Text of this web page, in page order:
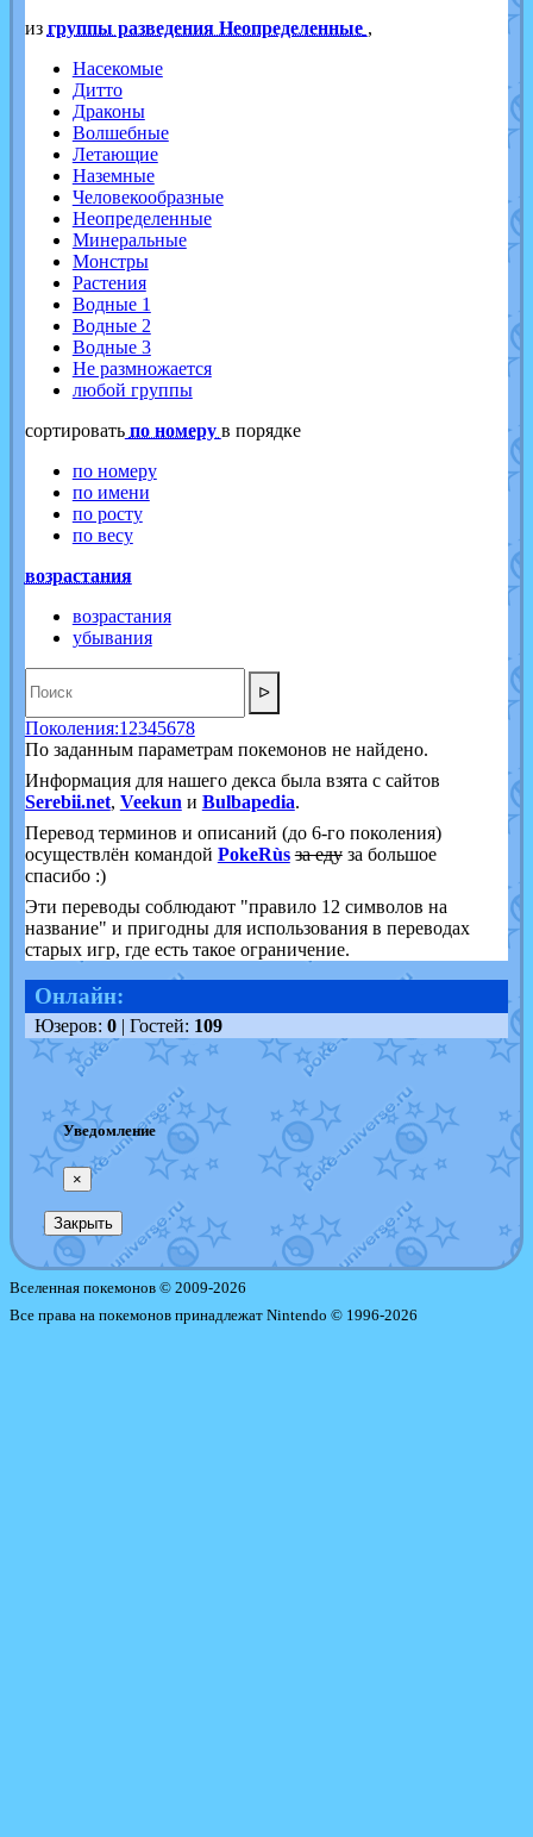
из группы разведения Неопределенные ,
Насекомые
Дитто
Драконы
Волшебные
Летающие
Наземные
Человекообразные
Неопределенные
Минеральные
Монстры
Растения
Водные 1
Водные 2
Водные 3
Не размножается
любой группы
cортировать по номеру в порядке
по номеру
по имени
по росту
по весу
возрастания
возрастания
убывания
ᐅ
Поколения:1 2345678
По заданным параметрам покемонов не найдено.
Информация для нашего декса была взята с сайтов
Serebii.net, Veekun и Bulbapedia.
Перевод терминов и описаний (до 6-го поколения)
осуществлён командой PokeRùs за едуза большое
спасибо :)
Эти переводы соблюдают "правило 12 символов на
название" и пригодны для использования в переводах
старых игр, где есть такое ограничение.
Онлайн:
Юзеров: 0| Гостей: 109
Уведомление
×
Закрыть
Вселенная покемонов © 2009-2026
Все права на покемонов принадлежат Nintendo © 1996-2026